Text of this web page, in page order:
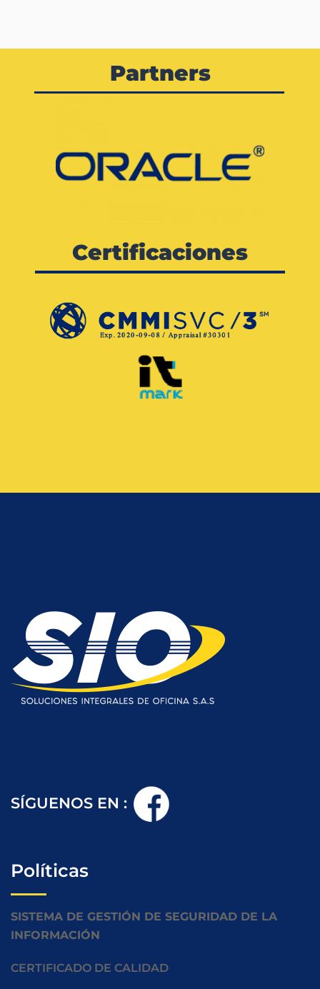
Partners
Certificaciones
SÍGUENOS EN :
Políticas
SISTEMA DE GESTIÓN DE SEGURIDAD DE LA
INFORMACIÓN
CERTIFICADO DE CALIDAD